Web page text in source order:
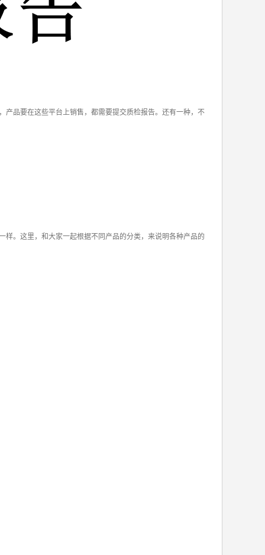
品要在这些平台上销售，都需要提交质检报告。还有一种，不
。这里，和大家一起根据不同产品的分类，来说明各种产品的